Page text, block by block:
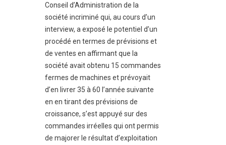
Conseil d’Administration de la
société incriminé qui, au cours d’un
interview, a exposé le potentiel d’un
procédé en termes de prévisions et
de ventes en affirmant que la
société avait obtenu 15 commandes
fermes de machines et prévoyait
d’en livrer 35 à 60 l’année suivante
en en tirant des prévisions de
croissance, s’est appuyé sur des
commandes irréelles qui ont permis
de majorer le résultat d’exploitation